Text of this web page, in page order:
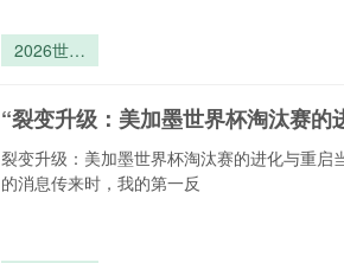
2026世界
北美跨境临
时航线审批
机制优化与
路径创新研
“裂变升级：美加墨世界杯淘汰赛的
裂变升级：美加墨世界杯淘汰赛的进化与重启
的消息传来时，我的第一反